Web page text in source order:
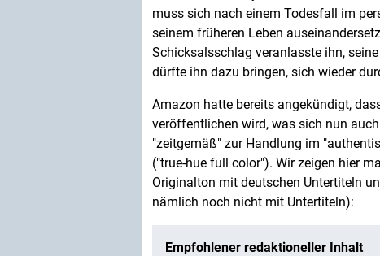
muss sich nach einem Todesfall im
seinem früheren Leben
Schicksalsschlag veranlasste ihn,
dürfte ihn dazu bringen, sich wieder
Amazon hatte bereits angekündigt,
veröffentlichen wird, was sich nun
"zeitgemäß" zur Handlung im
("true-hue full color"). Wir zeigen hier
Originalton mit deutschen Untertiteln
nämlich noch nicht mit Untertiteln):